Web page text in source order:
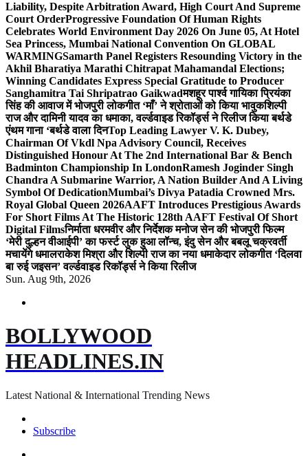
Liability, Despite Arbitration Award, High Court And Supreme
Court OrderProgressive Foundation Of Human Rights
Celebrates World Environment Day 2026 On June 05, At Hotel
Sea Princess, Mumbai National Convention On GLOBAL
WARMINGSamarth Panel Registers Resounding Victory in the
Akhil Bharatiya Marathi Chitrapat Mahamandal Elections;
Winning Candidates Express Special Gratitude to Producer
Sanghamitra Tai Shripatrao Gaikwadमशहूर पार्श्व गायिका प्रियंका
सिंह की आवाज में भोजपुरी लोकगीत ‘माँ’ ने श्रोताओं को किया भावुकशिल्पी
राज और दामिनी यादव का धमाका, वर्ल्डवाइड रिकॉर्ड्स ने रिलीज किया बर्थडे
एंथम गाना ‘बर्थडे वाला दिनTop Leading Lawyer V. K. Dubey,
Chairman Of Vkdl Npa Advisory Council, Receives
Distinguished Honour At The 2nd International Bar & Bench
Badminton Championship In LondonRamesh Joginder Singh
Chandra A Submarine Warrior, A Nation Builder And A Living
Symbol Of DedicationMumbai’s Divya Patadia Crowned Mrs.
Royal Global Queen 2026AAFT Introduces Prestigious Awards
For Short Films At The Historic 128th AAFT Festival Of Short
Digital Filmsनिर्माता धरमवीर और निर्देशक मनोज सेन की भोजपुरी फिल्म
‘मेरी दुल्हन वीआईपी’ का फर्स्ट लुक हुआ लॉन्च, इंदु सेन और बबलू चक्रवर्ती
मचायेंगे धमालराकेश मिश्रा और शिल्पी राज का नया धमाकेदार लोकगीत ‘दिलवा
बा रुई जइसन’ वर्ल्डवाइड रिकॉर्ड्स ने किया रिलीज
Sun. Aug 9th, 2026
BOLLYWOOD
HEADLINES.IN
Latest National & International Trending News
Subscribe